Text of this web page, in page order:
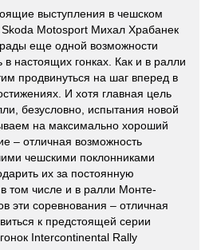
выступления в чешском
Skoda Motosport Михал Храбанек
еще одной возможности
в настоящих гонках. Как и в ралли
продвинуться на шаг вперед в
И хотя главная цель
безусловно, испытания новой
на максимально хороший
– отличная возможность
чешскими поклонниками
их за постоянную
том числе и в ралли Монте-
эти соревнования – отличная
к предстоящей серии
Intercontinental Rally